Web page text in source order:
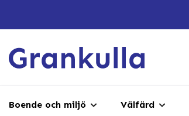
Boende och miljö Välfärd